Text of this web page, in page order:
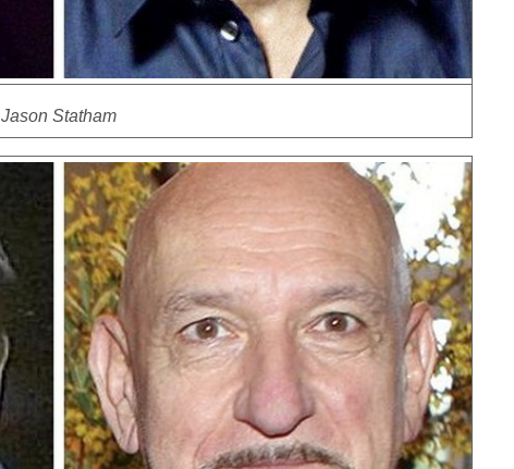
Jason Statham